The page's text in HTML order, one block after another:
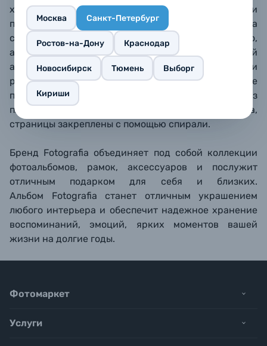
Москва Санкт-Петербург
Ростов-на-Дону Краснодар
Новосибирск Тюмень Выборг
Кириши
хорошо подходит для фотографий из отпуска или
путешествия. Поднимите пленку, разместите на
странице фотографии и положите пленку обратно,
аккуратно разгладив пузырьки воздуха. Магнитный
альбом позволяет быстро размещать фотографии
разных форматов, а также менять их расположение
при необходимости. Обложка альбома твердая, из
плотного ламинированного картона,
страницы закреплены с помощью спирали.
Бренд Fotografia объединяет под собой коллекции
фотоальбомов, рамок, аксессуаров и послужит
отличным подарком для себя и близких.
Альбом Fotografia станет отличным украшением
любого интерьера и обеспечит надежное хранение
воспоминаний, эмоций, ярких моментов вашей
жизни на долгие годы.
Фотомаркет
Услуги